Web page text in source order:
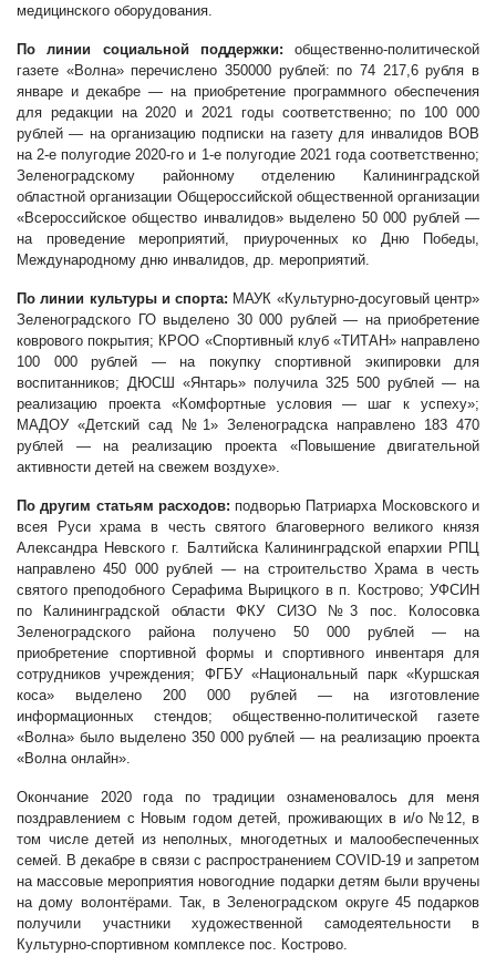
медицинского оборудования.
По линии социальной поддержки:
общественно-политической
газете «Волна» перечислено 350000 рублей: по 74 217,6 рубля в
январе и декабре — на приобретение программного обеспечения
для редакции на 2020 и 2021 годы соответственно; по 100 000
рублей — на организацию подписки на газету для инвалидов ВОВ
на 2-е полугодие 2020-го и 1-е полугодие 2021 года соответственно;
Зеленоградскому районному отделению Калининградской
областной организации Общероссийской общественной организации
«Всероссийское общество инвалидов» выделено 50 000 рублей —
на проведение мероприятий, приуроченных ко Дню Победы,
Международному дню инвалидов, др. мероприятий.
По линии культуры и спорта: МАУК «Культурно-досуговый центр»
Зеленоградского ГО выделено 30 000 рублей — на приобретение
коврового покрытия; КРОО «Спортивный клуб «ТИТАН» направлено
100 000 рублей — на покупку спортивной экипировки для
воспитанников; ДЮСШ «Янтарь» получила 325 500 рублей — на
реализацию проекта «Комфортные условия — шаг к успеху»;
МАДОУ «Детский сад №1» Зеленоградска направлено 183 470
рублей — на реализацию проекта «Повышение двигательной
активности детей на свежем воздухе».
По другим статьям расходов: подворью Патриарха Московского и
всея Руси храма в честь святого благоверного великого князя
Александра Невского г. Балтийска Калининградской епархии РПЦ
направлено 450 000 рублей — на строительство Храма в честь
святого преподобного Серафима Вырицкого в п. Кострово; УФСИН
по Калининградской области ФКУ СИЗО №3 пос. Колосовка
Зеленоградского района получено 50 000 рублей — на
приобретение спортивной формы и спортивного инвентаря для
сотрудников учреждения; ФГБУ «Национальный парк «Куршская
коса» выделено 200 000 рублей — на изготовление
информационных стендов; общественно-политической газете
«Волна» было выделено 350 000 рублей — на реализацию проекта
«Волна онлайн».
Окончание 2020 года по традиции ознаменовалось для меня
поздравлением с Новым годом детей, проживающих в и/о №12, в
том числе детей из неполных, многодетных и малообеспеченных
семей. В декабре в связи с распространением COVID-19 и запретом
на массовые мероприятия новогодние подарки детям были вручены
на дому волонтёрами. Так, в Зеленоградском округе 45 подарков
получили участники художественной самодеятельности в
Культурно-спортивном комплексе пос. Кострово.